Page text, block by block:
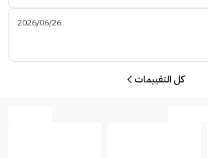
2026/06/26
كل التقييمات